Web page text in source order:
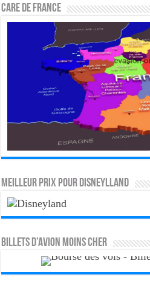
CARE DE FRANCE
MEILLEUR PRIX POUR DISNEYLLAND
Billets d’avion moins cher